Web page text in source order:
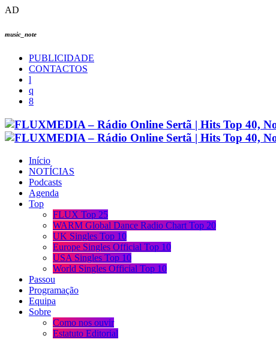
AD
music_note
PUBLICIDADE
CONTACTOS
Início
NOTÍCIAS
Podcasts
Agenda
Top
FLUX Top 25
WARM Global Dance Radio Chart Top 20
UK Singles Top 10
Europe Singles Official Top 10
USA Singles Top 10
World Singles Official Top 10
Passou
Programação
Equipa
Sobre
Como nos ouvir
Estatuto Editorial